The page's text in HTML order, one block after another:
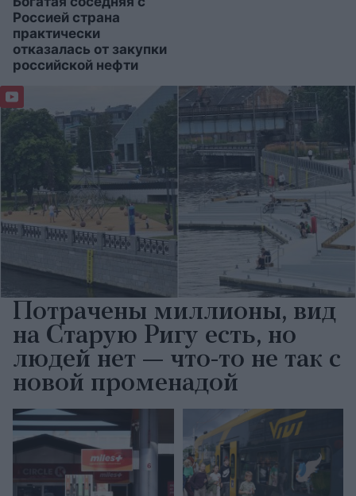
Россией страна
практически
отказалась от закупки
российской нефти
Потрачены миллионы, вид
на Старую Ригу есть, но
людей нет — что-то не так с
новой променадой